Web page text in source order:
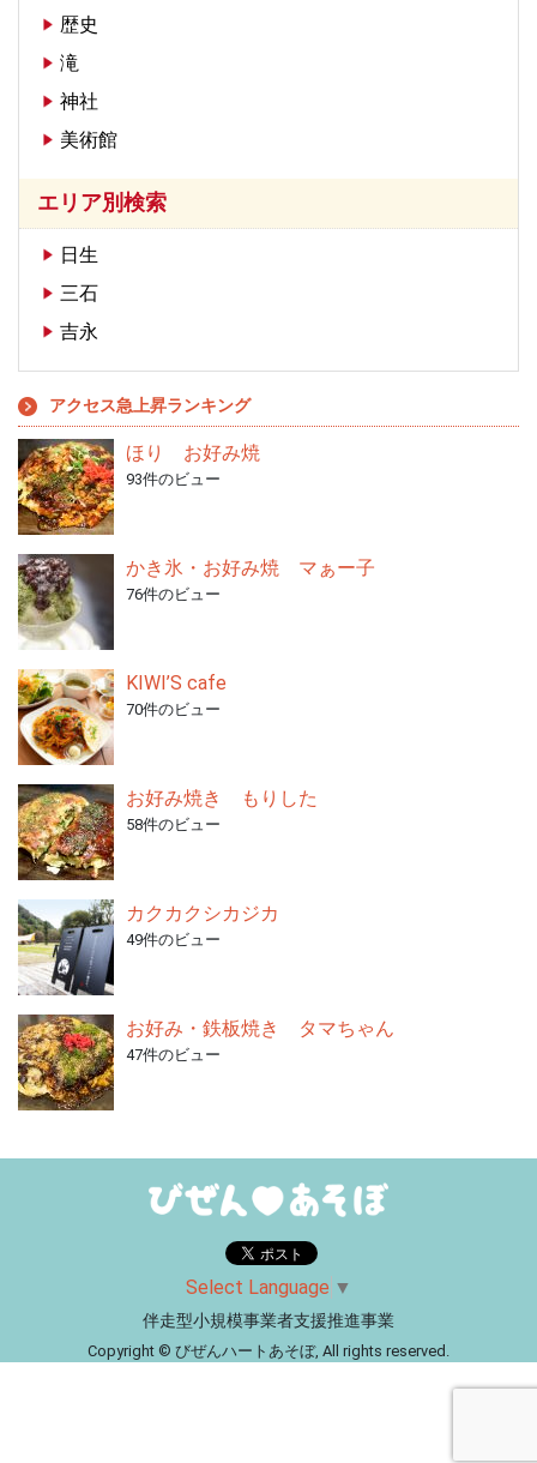
歴史
滝
神社
美術館
エリア別検索
日生
三石
吉永
アクセス急上昇ランキング
ほり お好み焼
93件のビュー
かき氷・お好み焼 マぁー子
76件のビュー
KIWI’S cafe
70件のビュー
お好み焼き もりした
58件のビュー
カクカクシカジカ
49件のビュー
お好み・鉄板焼き タマちゃん
47件のビュー
Select Language ▼
伴走型小規模事業者支援推進事業
Copyright © びぜんハートあそぼ, All rights reserved.